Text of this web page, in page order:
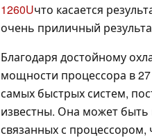
1260Uчто касается
очень приличный
Благодаря достойному
мощности процессора в 27
самых быстрых систем,
известны. Она может быть
связанных с